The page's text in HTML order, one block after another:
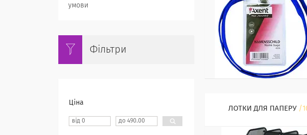
ЛОТКИ ДЛЯ ПАПЕРУ
умови
Фільтри
Ціна